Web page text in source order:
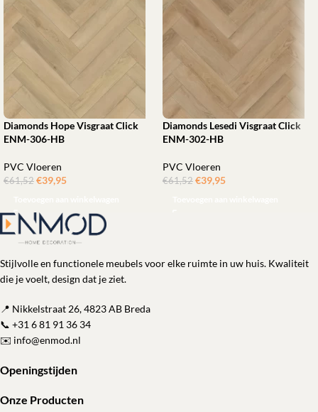
Diamonds Hope Visgraat Click
ENM-306-HB
PVC Vloeren
€61,52 €39,95
Diamonds Lesedi Visgraat Click
ENM-302-HB
PVC Vloeren
€61,52 €39,95
Stijlvolle en functionele meubels voor elke ruimte in uw huis. Kwaliteit
die je voelt, design dat je ziet.
📍 Nikkelstraat 26, 4823 AB Breda
📞 +31 6 81 91 36 34
✉️ info@enmod.nl
Openingstijden
Onze Producten